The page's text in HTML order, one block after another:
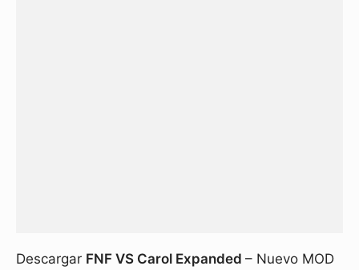
Descargar FNF VS Carol Expanded – Nuevo MOD